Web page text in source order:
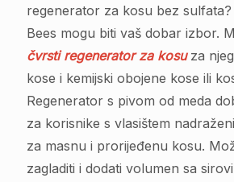
regenerator za kosu bez
Bees mogu biti vaš dobar izbor.
čvrsti regenerator za kosuza
kose i kemijski obojene kose ili
Regenerator s pivom od meda
za korisnike s vlasištem
za masnu i prorijeđenu kosu.
zagladiti i dodati volumen sa